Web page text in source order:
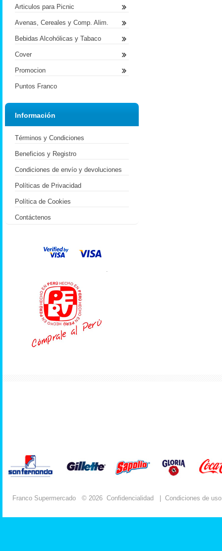
Articulos para Picnic
Avenas, Cereales y Comp. Alim.
Bebidas Alcohólicas y Tabaco
Cover
Promocion
Puntos Franco
Información
Términos y Condiciones
Beneficios y Registro
Condiciones de envío y devoluciones
Políticas de Privacidad
Política de Cookies
Contáctenos
.
Franco Supermercado © 2026 Confidencialidad Condiciones de uso